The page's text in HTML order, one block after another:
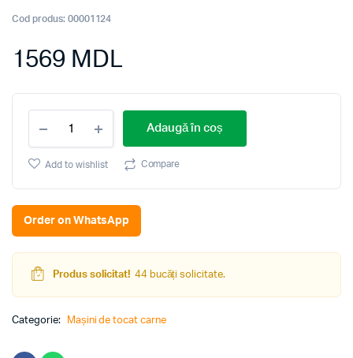
Cod produs: 00001124
1569 MDL
tocat
carne
PowerAction
Duo
MG1500TA
(Red)
quantity
Adaugă în coș
Add to wishlist Compare
Order on WhatsApp
Produs solicitat! 44 bucăți solicitate.
Categorie: Mașini de tocat carne